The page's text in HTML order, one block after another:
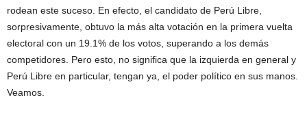
rodean este suceso. En efecto, el candidato de Perú Libre,
sorpresivamente, obtuvo la más alta votación en la primera vuelta
electoral con un 19.1% de los votos, superando a los demás
competidores. Pero esto, no significa que la izquierda en general y
Perú Libre en particular, tengan ya, el poder político en sus manos.
Veamos.